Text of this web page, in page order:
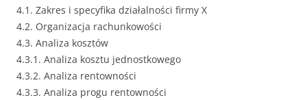
4.1. Zakres i specyfika działalności firmy X
4.2. Organizacja rachunkowości
4.3. Analiza kosztów
4.3.1. Analiza kosztu jednostkowego
4.3.2. Analiza rentowności
4.3.3. Analiza progu rentowności